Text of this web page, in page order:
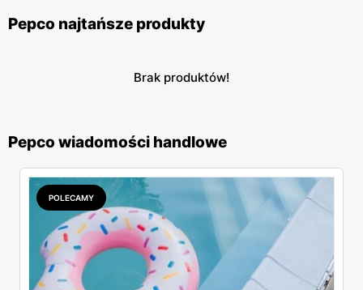
Pepco najtańsze produkty
Brak produktów!
Pepco wiadomości handlowe
POLECAMY